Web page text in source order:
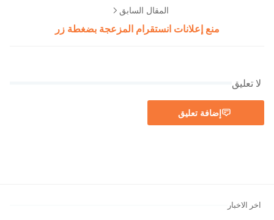
المقال السابق
منع إعلانات انستقرام المزعجة بضغطة زر
لا تعليق
إضافة تعليق
اخر الاخبار